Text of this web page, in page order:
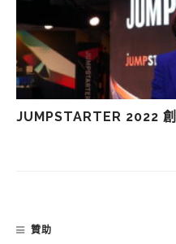
JUMPSTARTER 2022
贊助